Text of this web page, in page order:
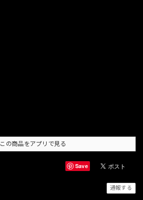
この商品をアプリで見る
Save
通報する